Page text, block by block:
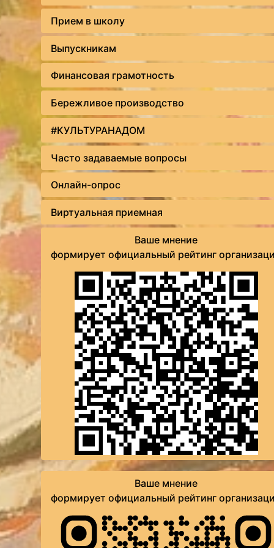
Прием в школу
Выпускникам
Финансовая грамотность
Бережливое производство
#КУЛЬТУРАНАДОМ
Часто задаваемые вопросы
Онлайн-опрос
Виртуальная приемная
Ваше мнение
формирует официальный рейтинг
Ваше мнение
формирует официальный рейтинг